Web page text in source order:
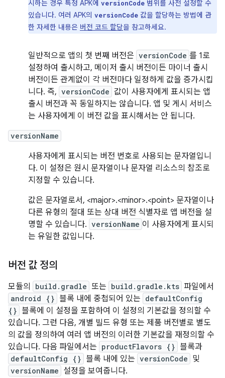
시하는 경우 특정 APK에 versionCode 범위를 사전 설정할 수
있습니다. 여러 APK의 versionCode 값을 할당하는 방법에 관
한 자세한 내용은 버전 코드 할당을 참고하세요.
일반적으로 앱의 첫 번째 버전은 versionCode 를 1로
설정하여 출시하고, 메이저 출시 버전이든 마이너 출시
버전이든 관계없이 각 버전마다 일정하게 값을 증가시킵
니다. 즉, versionCode 값이 사용자에게 표시되는 앱
출시 버전과 꼭 동일하지는 않습니다. 앱 및 게시 서비스
는 사용자에게 이 버전 값을 표시해서는 안 됩니다.
versionName
사용자에게 표시되는 버전 번호로 사용되는 문자열입니
다. 이 설정은 원시 문자열이나 문자열 리소스의 참조로
지정할 수 있습니다.
값은 문자열로서, <major>.<minor>.<point> 문자열이나
다른 유형의 절대 또는 상대 버전 식별자로 앱 버전을 설
명할 수 있습니다. versionName 이 사용자에게 표시되
는 유일한 값입니다.
버전 값 정의
모듈의 build.gradle 또는 build.gradle.kts 파일에서
android {} 블록 내에 중첩되어 있는 defaultConfig
{} 블록에 이 설정을 포함하여 이 설정의 기본값을 정의할 수
있습니다. 그런 다음, 개별 빌드 유형 또는 제품 버전별로 별도
의 값을 정의하여 여러 앱 버전의 이러한 기본값을 재정의할 수
있습니다. 다음 파일에서는 productFlavors {} 블록과
defaultConfig {} 블록 내에 있는 versionCode 및
versionName 설정을 보여줍니다.